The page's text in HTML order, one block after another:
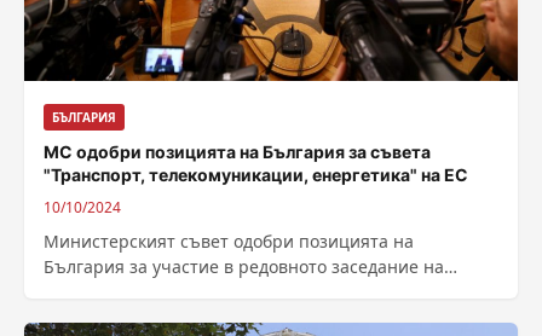
БЪЛГАРИЯ
МС одобри позицията на България за съвета
"Транспорт, телекомуникации, енергетика" на ЕС
10/10/2024
Министерският съвет одобри позицията на
България за участие в редовното заседание на
енергетика“, което ще...